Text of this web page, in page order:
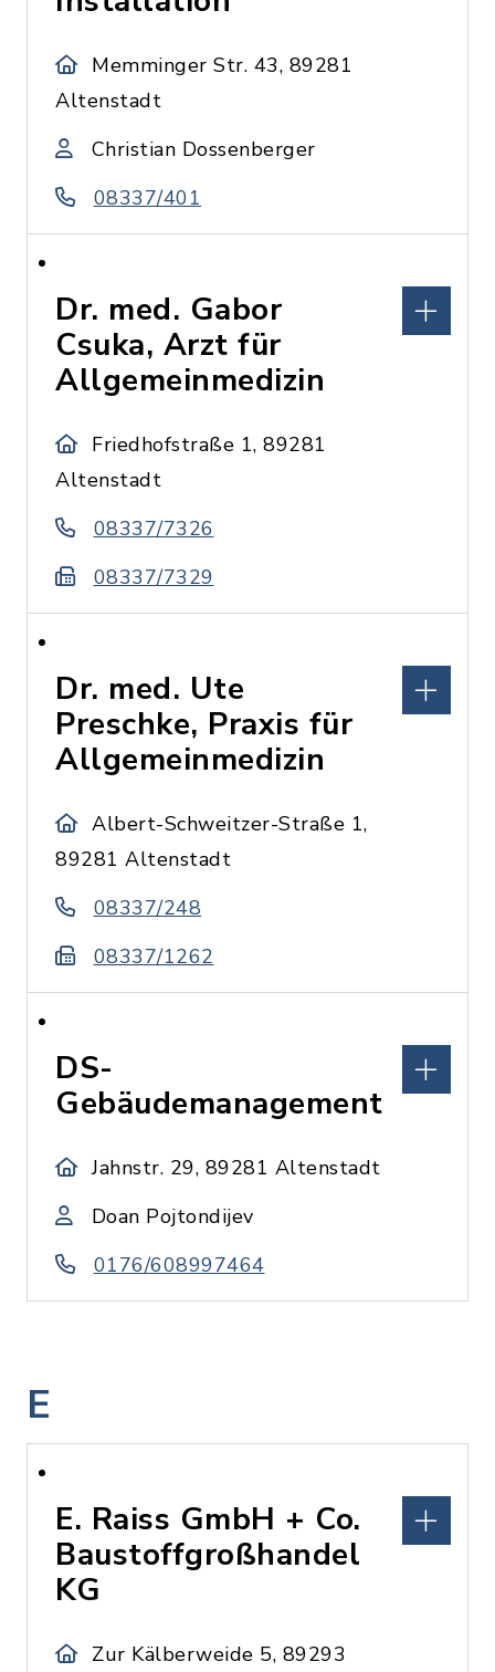
Memminger Str. 43, 89281
Altenstadt
Christian Dossenberger
08337/401
Dr. med. Gabor
Csuka, Arzt für
Allgemeinmedizin
Friedhofstraße 1, 89281
Altenstadt
08337/7326
08337/7329
Dr. med. Ute
Preschke, Praxis für
Allgemeinmedizin
Albert-Schweitzer-Straße 1,
89281 Altenstadt
08337/248
08337/1262
DS-
Gebäudemanagement
Jahnstr. 29, 89281 Altenstadt
Doan Pojtondijev
0176/608997464
E
E. Raiss GmbH + Co.
Baustoffgroßhandel
KG
Zur Kälberweide 5, 89293